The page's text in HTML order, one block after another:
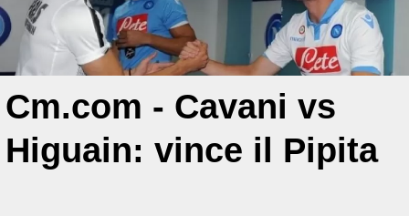
Cm.com - Cavani vs
Higuain: vince il Pipita